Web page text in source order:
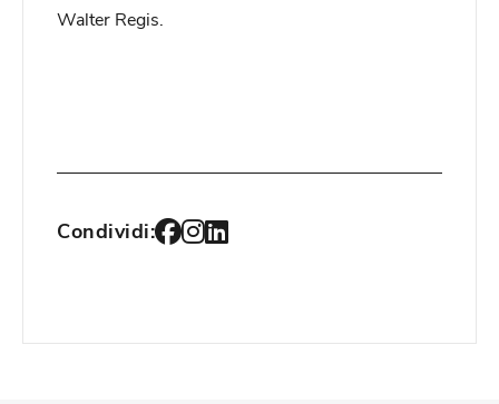
Walter Regis.
Condividi: